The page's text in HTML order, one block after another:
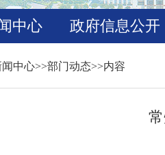
中心 政府信息公开
闻中心>>部门动态>>内容